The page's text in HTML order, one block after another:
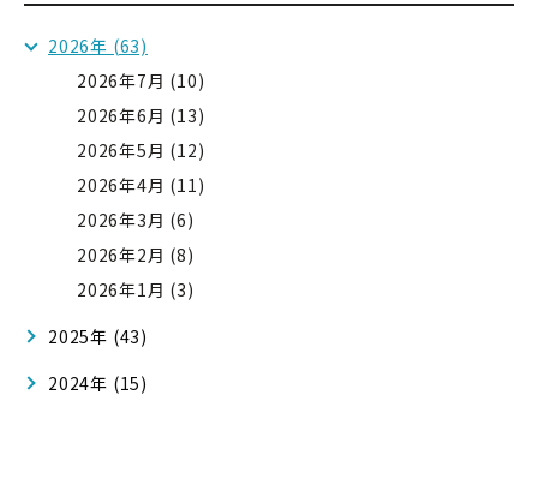
2026年 (63)
2026年7月 (10)
2026年6月 (13)
2026年5月 (12)
2026年4月 (11)
2026年3月 (6)
2026年2月 (8)
2026年1月 (3)
2025年 (43)
2024年 (15)